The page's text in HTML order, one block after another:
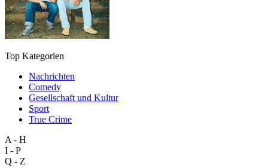
Top Kategorien
Nachrichten
Comedy
Gesellschaft und Kultur
Sport
True Crime
A - H
I - P
Q - Z